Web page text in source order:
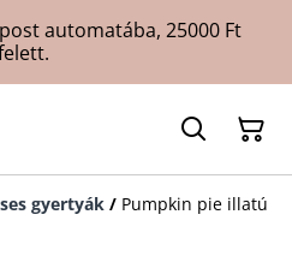
automatába, 25000 Ft
gyertyák / Pumpkin pie illatú